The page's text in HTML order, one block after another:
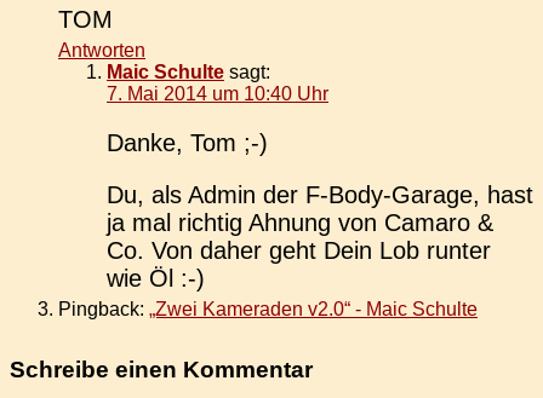
TOM
Antworten
Maic Schulte sagt:
7. Mai 2014 um 10:40 Uhr
Danke, Tom ;-)
Du, als Admin der F‑Body-Garage, hast
ja mal rich­tig Ahnung von Camaro &
Co. Von daher geht Dein Lob runter
wie Öl :-)
Pingback: „Zwei Kameraden v2.0“ - Maic Schulte
Schreibe einen Kommentar